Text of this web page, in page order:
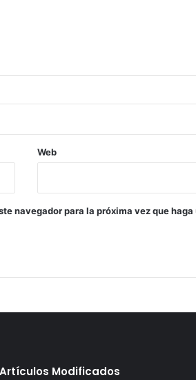
Web
navegador para la próxima vez que
Modificados